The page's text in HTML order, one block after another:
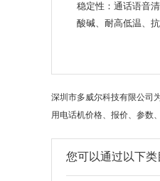
稳定性：通话语音
酸碱、耐高低温、
深圳市多威尔科技有限公司
用电话机价格、报价、参数
您可以通过以下